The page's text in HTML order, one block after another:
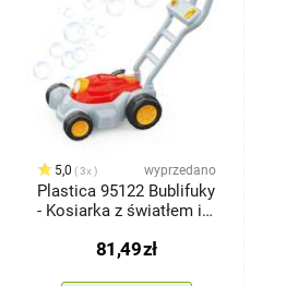
5,0 3x wyprzedano
Plastica 95122 Bublifuky
- Kosiarka z światłem i
81,49zł